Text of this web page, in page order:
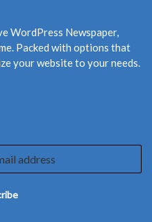
WordPress Newspaper,
Packed with options that
your website to your needs.